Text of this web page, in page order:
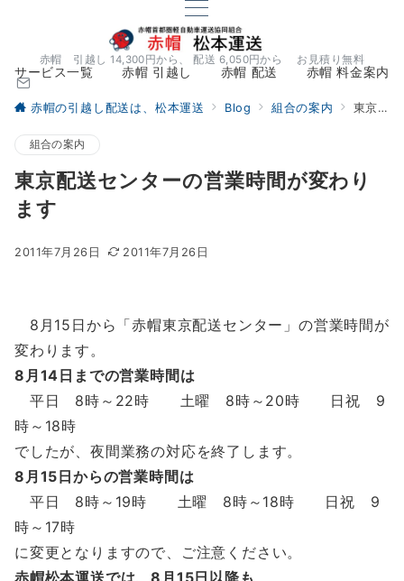
赤帽 引越し 14,300円から、 配送 6,050円から お見積り無料
サービス一覧 赤帽 引越し 赤帽 配送 赤帽 料金案内
赤帽の引越し配送は、松本運送 Blog 組合の案内 東京配送センターの営業時間が変わります
組合の案内
東京配送センターの営業時間が変わり
ます
2011年7月26日 2011年7月26日
8月15日から「赤帽東京配送センター」の営業時間が
変わります。
8月14日までの営業時間は
平日 8時～22時 土曜 8時～20時 日祝 9
時～18時
でしたが、夜間業務の対応を終了します。
8月15日からの営業時間は
平日 8時～19時 土曜 8時～18時 日祝 9
時～17時
に変更となりますので、ご注意ください。
赤帽松本運送では、8月15日以降も